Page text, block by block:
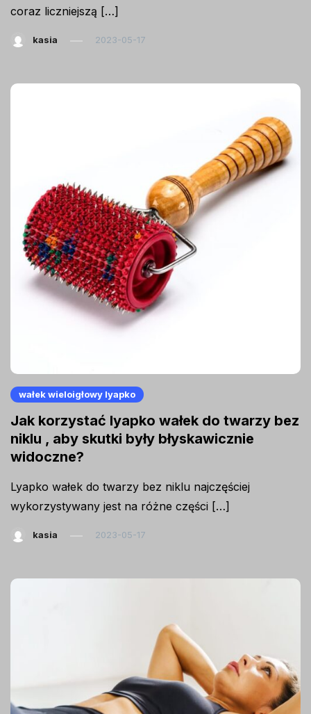
coraz liczniejszą […]
kasia 2023-05-17
wałek wieloigłowy lyapko
Jak korzystać lyapko wałek do twarzy bez
niklu , aby skutki były błyskawicznie
widoczne?
Lyapko wałek do twarzy bez niklu najczęściej
wykorzystywany jest na różne części […]
kasia 2023-05-17